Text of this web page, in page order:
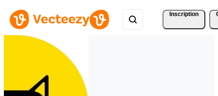
Inscription